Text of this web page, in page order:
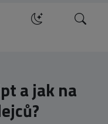
Hledat
a jak na